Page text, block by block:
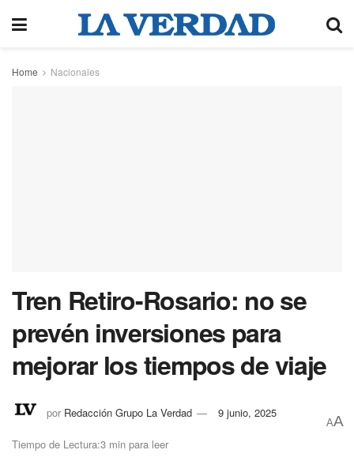
Home Nacionales
Tren Retiro-Rosario: no se
prevén inversiones para
mejorar los tiempos de viaje
por Redacción Grupo La Verdad 9 junio, 2025
Tiempo de Lectura:3 min para leer
AA